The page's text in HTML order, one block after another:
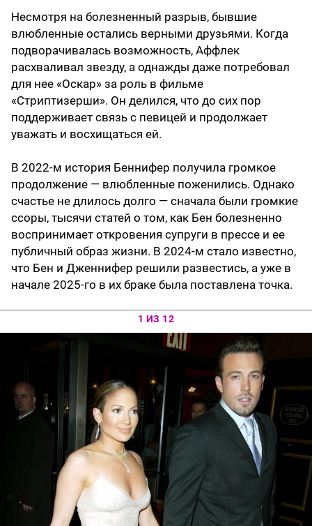
Несмотря на болезненный разрыв, бывшие
влюбленные остались верными друзьями. Когда
подворачивалась возможность, Аффлек
расхваливал звезду, а однажды даже потребовал
для нее «Оскар» за роль в фильме
«Стриптизерши». Он делился, что до сих пор
поддерживает связь с певицей и продолжает
уважать и восхищаться ей.
В 2022-м история Беннифер получила громкое
продолжение — влюбленные поженились. Однако
счастье не длилось долго — сначала были громкие
ссоры, тысячи статей о том, как Бен болезненно
воспринимает откровения супруги в прессе и ее
публичный образ жизни. В 2024-м стало известно,
что Бен и Дженнифер решили развестись, а уже в
начале 2025-го в их браке была поставлена точка.
1 ИЗ 12